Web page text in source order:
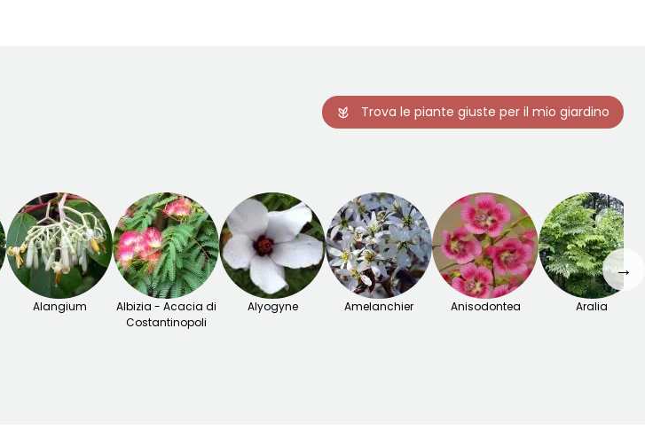
Trova le piante giuste per il mio giardino
Alangium
Albizia - Acacia di
Costantinopoli
Alyogyne Amelanchier Anisodontea Aralia
→